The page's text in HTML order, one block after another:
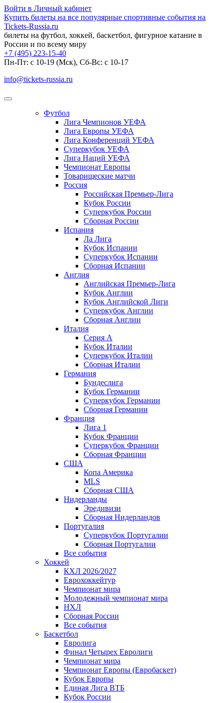
Войти в Личный кабинет
Купить билеты на все популярные спортивные события на
Tickets-Russia.ru
билеты на футбол, хоккей, баскетбол, фигурное катание в
России и по всему миру
+7 (495) 223-15-40
Пн-Пт: c 10-19 (Мск), Сб-Вс: с 10-17
info@tickets-russia.ru
Футбол
Лига Чемпионов УЕФА
Лига Европы УЕФА
Лига Конференций УЕФА
Суперкубок УЕФА
Лига Наций УЕФА
Чемпионат Европы
Товарищеские матчи
Россия
Российская Премьер-Лига
Кубок России
Суперкубок России
Сборная России
Испания
Ла Лига
Кубок Испании
Суперкубок Испании
Сборная Испании
Англия
Английская Премьер-Лига
Кубок Англии
Кубок Английской Лиги
Суперкубок Англии
Сборная Англии
Италия
Серия А
Кубок Италии
Суперкубок Италии
Сборная Италии
Германия
Бундеслига
Кубок Германии
Суперкубок Германии
Сборная Германии
Франция
Лига 1
Кубок Франции
Суперкубок Франции
Сборная Франции
США
Копа Америка
MLS
Сборная США
Нидерланды
Эредивизи
Сборная Нидерландов
Португалия
Суперкубок Португалии
Сборная Португалии
Все события
Хоккей
КХЛ 2026/2027
Еврохоккейтур
Чемпионат мира
Молодежный чемпионат мира
НХЛ
Сборная России
Все события
Баскетбол
Евролига
Финал Четырех Евролиги
Чемпионат мира
Чемпионат Европы (Евробаскет)
Кубок Европы
Единая Лига ВТБ
Кубок России